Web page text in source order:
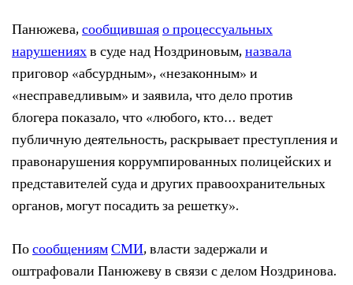
Панюжева,сообщившаяо процессуальных
нарушенияхв суде над Ноздриновым,назвала
приговор «абсурдным», «незаконным» и
«несправедливым» и заявила, что дело против
блогера показало, что «любого, кто… ведет
публичную деятельность, раскрывает преступления и
правонарушения коррумпированных полицейских и
представителей суда и других правоохранительных
органов, могут посадить за решетку».
ПосообщениямСМИ, власти задержали и
оштрафовали Панюжеву в связи с делом Ноздринова.